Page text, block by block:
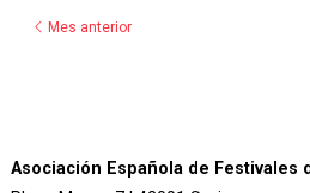
Mes anterior
Asociación Española de Festivales